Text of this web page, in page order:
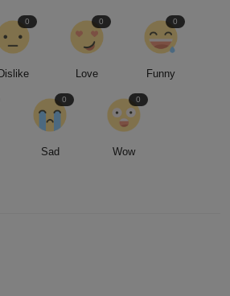
Dislike
0
Love
0
Funny
0
Sad
0
Wow
0